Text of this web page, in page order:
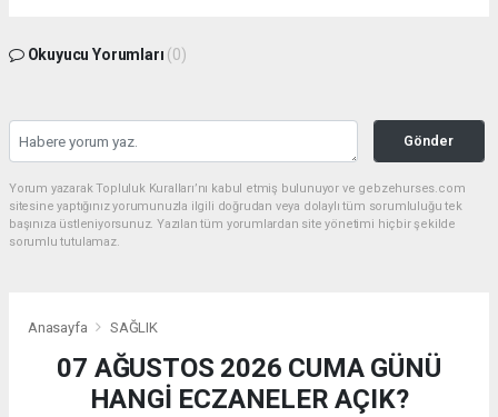
Okuyucu Yorumları (0)
Gönder
Yorum yazarak Topluluk Kuralları’nı kabul etmiş bulunuyor ve gebzehurses.com
sitesine yaptığınız yorumunuzla ilgili doğrudan veya dolaylı tüm sorumluluğu tek
başınıza üstleniyorsunuz. Yazılan tüm yorumlardan site yönetimi hiçbir şekilde
sorumlu tutulamaz.
Anasayfa SAĞLIK
07 AĞUSTOS 2026 CUMA GÜNÜ
HANGİ ECZANELER AÇIK?